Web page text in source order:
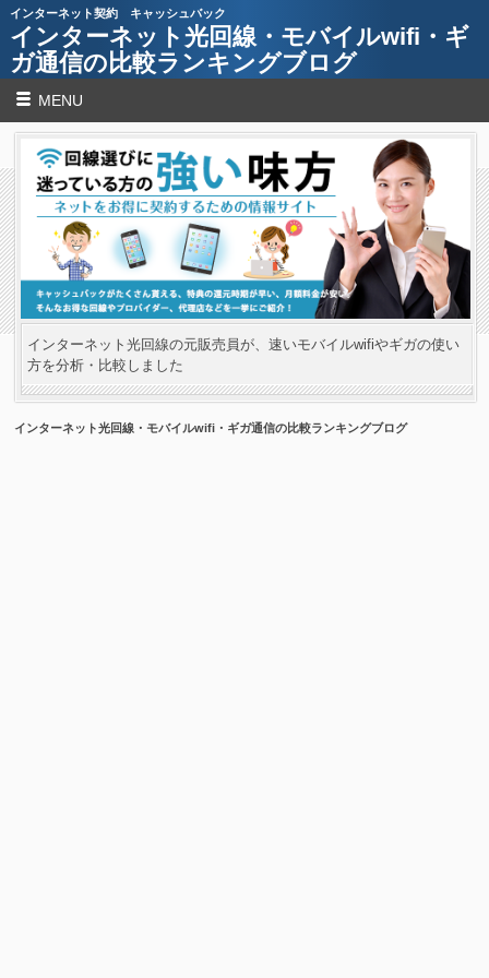
インターネット契約 キャッシュバック
インターネット光回線・モバイルwifi・ギ
ガ通信の比較ランキングブログ
MENU
インターネット光回線の元販売員が、速いモバイルwifiやギガの使い
方を分析・比較しました
インターネット光回線・モバイルwifi・ギガ通信の比較ランキングブログ